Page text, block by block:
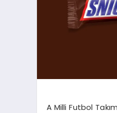
A Milli Futbol